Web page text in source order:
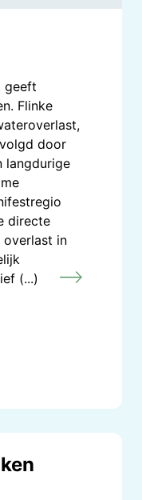
geeft
Flinke
door
langdurige
directe
in
(...)